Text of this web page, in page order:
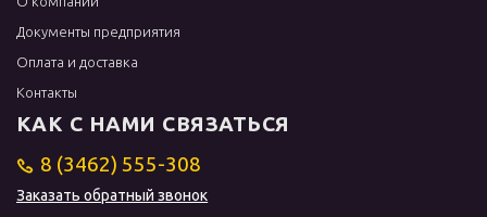
Документы предприятия
Оплата и доставка
Контакты
КАК С НАМИ СВЯЗАТЬСЯ
8 (3462) 555-308
Заказать обратный звонок